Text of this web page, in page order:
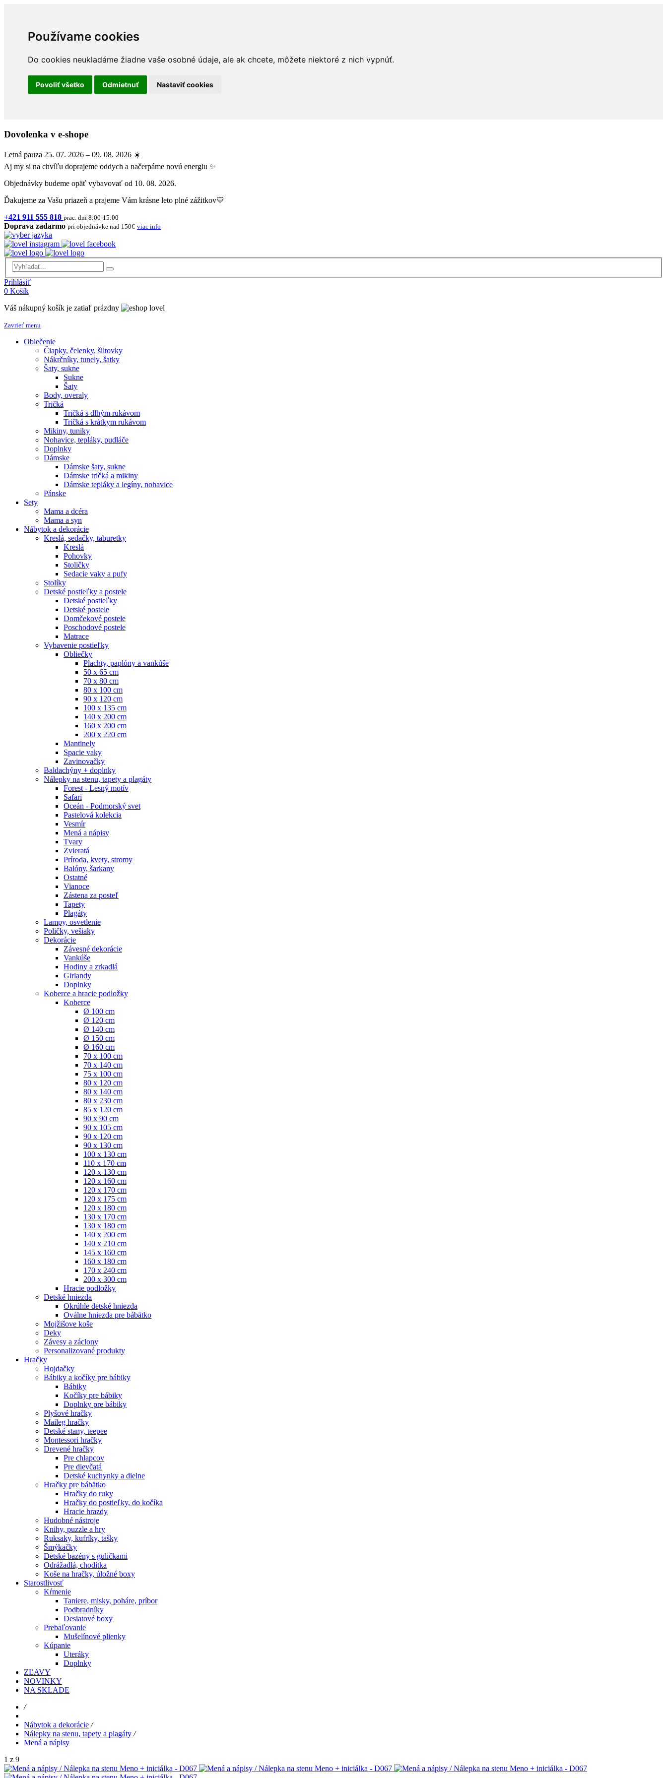
Používame cookies
Do cookies neukladáme žiadne vaše osobné údaje, ale ak chcete, môžete niektoré z nich vypnúť.
Povoliť všetko Odmietnuť Nastaviť cookies
Dovolenka v e-shope
Letná pauza 25. 07. 2026 – 09. 08. 2026 ☀️
Aj my si na chvíľu doprajeme oddych a načerpáme novú energiu ✨
Objednávky budeme opäť vybavovať od 10. 08. 2026.
Ďakujeme za Vašu priazeň a prajeme Vám krásne leto plné zážitkov💛
+421 911 555 818 prac. dni 8:00-15:00
Doprava zadarmo pri objednávke nad 150€ viac info
Prihlásiť
0 Košík
Váš nákupný košík je zatiaľ prázdny
Zavrieť menu
Oblečenie
Čiapky, čelenky, šiltovky
Nákrčníky, tunely, šatky
Šaty, sukne
Sukne
Šaty
Body, overaly
Tričká
Tričká s dlhým rukávom
Tričká s krátkym rukávom
Mikiny, tuniky
Nohavice, tepláky, pudláče
Doplnky
Dámske
Dámske šaty, sukne
Dámske tričká a mikiny
Dámske tepláky a legíny, nohavice
Pánske
Sety
Mama a dcéra
Mama a syn
Nábytok a dekorácie
Kreslá, sedačky, taburetky
Kreslá
Pohovky
Stoličky
Sedacie vaky a pufy
Stolíky
Detské postieľky a postele
Detské postieľky
Detské postele
Domčekové postele
Poschodové postele
Matrace
Vybavenie postieľky
Obliečky
Plachty, paplóny a vankúše
50 x 65 cm
70 x 80 cm
80 x 100 cm
90 x 120 cm
100 x 135 cm
140 x 200 cm
160 x 200 cm
200 x 220 cm
Mantinely
Spacie vaky
Zavinovačky
Baldachýny + doplnky
Nálepky na stenu, tapety a plagáty
Forest - Lesný motív
Safari
Oceán - Podmorský svet
Pastelová kolekcia
Vesmír
Mená a nápisy
Tvary
Zvieratá
Príroda, kvety, stromy
Balóny, šarkany
Ostatné
Vianoce
Zástena za posteľ
Tapety
Plagáty
Lampy, osvetlenie
Poličky, vešiaky
Dekorácie
Závesné dekorácie
Vankúše
Hodiny a zrkadlá
Girlandy
Doplnky
Koberce a hracie podložky
Koberce
Ø 100 cm
Ø 120 cm
Ø 140 cm
Ø 150 cm
Ø 160 cm
70 x 100 cm
70 x 140 cm
75 x 100 cm
80 x 120 cm
80 x 140 cm
80 x 230 cm
85 x 120 cm
90 x 90 cm
90 x 105 cm
90 x 120 cm
90 x 130 cm
100 x 130 cm
110 x 170 cm
120 x 130 cm
120 x 160 cm
120 x 170 cm
120 x 175 cm
120 x 180 cm
130 x 170 cm
130 x 180 cm
140 x 200 cm
140 x 210 cm
145 x 160 cm
160 x 180 cm
170 x 240 cm
200 x 300 cm
Hracie podložky
Detské hniezda
Okrúhle detské hniezda
Oválne hniezda pre bábätko
Mojžišove koše
Deky
Závesy a záclony
Personalizované produkty
Hračky
Hojdačky
Bábiky a kočíky pre bábiky
Bábiky
Kočíky pre bábiky
Doplnky pre bábiky
Plyšové hračky
Maileg hračky
Detské stany, teepee
Montessori hračky
Drevené hračky
Pre chlapcov
Pre dievčatá
Detské kuchynky a dielne
Hračky pre bábätko
Hračky do ruky
Hračky do postieľky, do kočíka
Hracie hrazdy
Hudobné nástroje
Knihy, puzzle a hry
Ruksaky, kufríky, tašky
Šmýkačky
Detské bazény s guličkami
Odrážadlá, chodítka
Koše na hračky, úložné boxy
Starostlivosť
Kŕmenie
Taniere, misky, poháre, príbor
Podbradníky
Desiatové boxy
Prebaľovanie
Mušelínové plienky
Kúpanie
Uteráky
Doplnky
ZĽAVY
NOVINKY
NA SKLADE
/
Nábytok a dekorácie /
Nálepky na stenu, tapety a plagáty /
Mená a nápisy
1 z 9